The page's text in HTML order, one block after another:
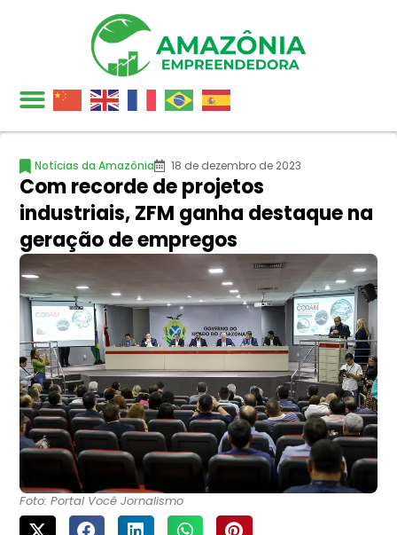
Notícias da Amazônia 18 de dezembro de 2023
Com recorde de projetos
industriais, ZFM ganha destaque na
geração de empregos
Foto: Portal Você Jornalismo